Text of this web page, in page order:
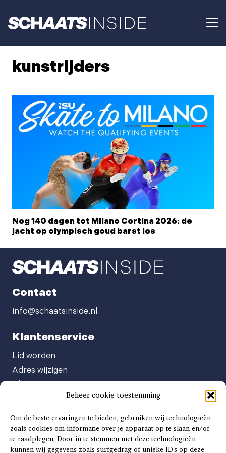
Beheer cookie toestemming
Om de beste ervaringen te bieden, gebruiken wij technologieën
zoals cookies om informatie over je apparaat op te slaan en/of
te raadplegen. Door in te stemmen met deze technologieën
kunnen wij gegevens zoals surfgedrag of unieke ID's op deze
kunstrijders
Nog 140 dagen tot Milano Cortina 2026: de
jacht op olympisch goud barst los
Contact
info@schaatsinside.nl
Klantenservice
Lid worden
Adres wijzigen
Abonnement opzeggen
Afgeven automatische incasso
Factuur betalen
Klachtenformulier